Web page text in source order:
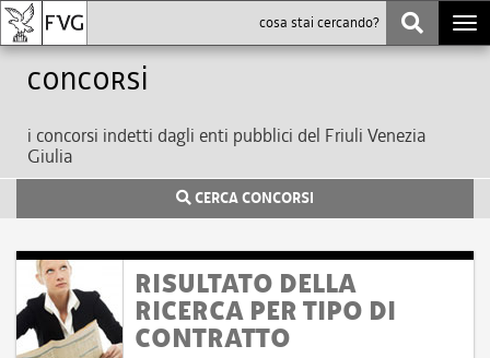
Concorsi
i concorsi indetti dagli enti pubblici del Friuli Venezia
Giulia
CERCA CONCORSI
RISULTATO DELLA
RICERCA PER TIPO DI
CONTRATTO